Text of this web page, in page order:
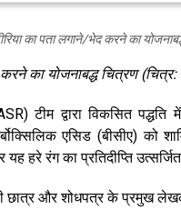
का पता लगाने/भेद करने का
करने का योजनाबद्धचित्रण (चित्र:
द्वारा विकसित पद्धति
एसिड (बीसीए) को
हरे रंग का प्रतिदीप्ति
और शोधपत्र के प्रमुख लेखक